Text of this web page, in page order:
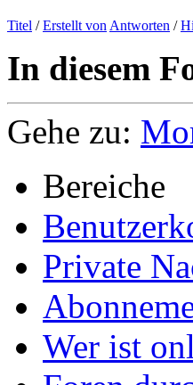
Titel /Erstellt von Antworten /
In diesem
Gehe zu:
Bereiche
Private
Wer ist